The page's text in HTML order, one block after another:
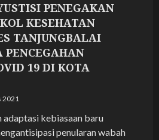
PENEGAKAN
KESEHATAN
TANJUNGBALAI
19 DI KOTA
2021
adaptasi kebiasaan baru
penularan wabah